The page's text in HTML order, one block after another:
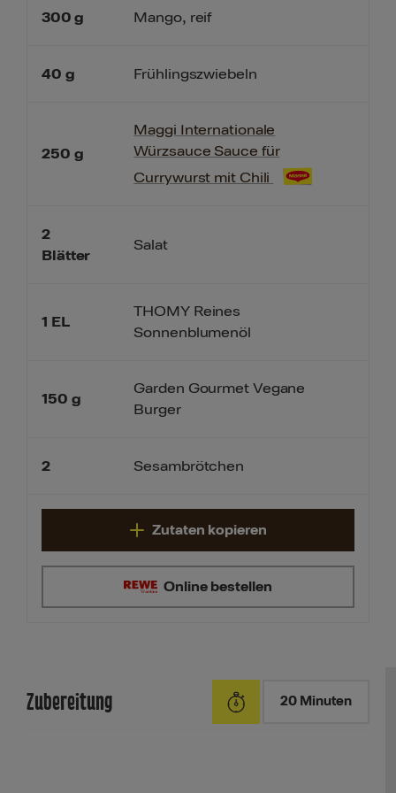
300 g
40 g
250 g
2
Blätter
1 EL
150 g
2
Mango, reif
Frühlingszwiebeln
Maggi Internationale
Würzsauce Sauce für
Currywurst mit Chili
Salat
THOMY Reines
Sonnenblumenöl
Garden Gourmet Vegane
Burger
Sesambrötchen
Online bestellen
Zutaten kopieren
Zubereitung 20 Minuten